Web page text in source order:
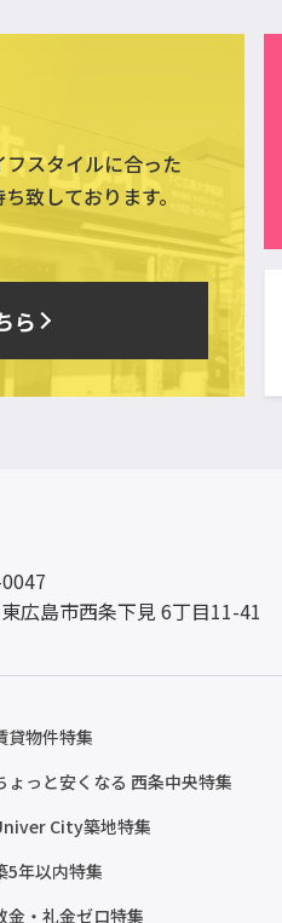
スタイルに合った
致しております。
ら
広島市西条下見 6丁目11-41
貸物件特集
ょっと安くなる 西条中央特集
City築地特集
5年以内特集
金・礼金ゼロ特集